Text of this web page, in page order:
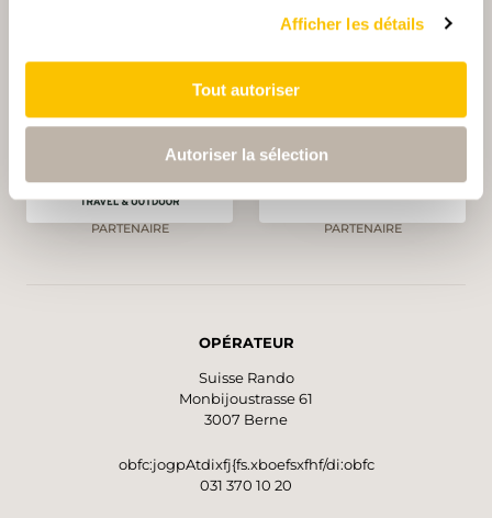
Afficher les détails
Tout autoriser
Autoriser la sélection
PARTENAIRE PRINCIPALE ET PARTENAIRE DE TRANSPORT
PARTENAIRE PARTENAIRE
OPÉRATEUR
Suisse Rando
Monbijoustrasse 61
3007 Berne
obfc:jogpAtdixfj{fs.xboefsxfhf/di:obfc
031 370 10 20